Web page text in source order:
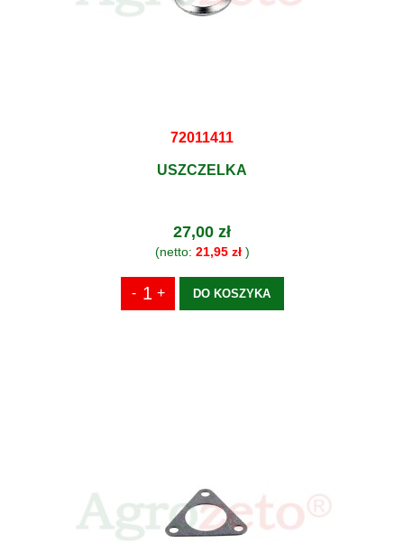
72011411
USZCZELKA
27,00 zł
(netto: 21,95 zł)
DO KOSZYKA